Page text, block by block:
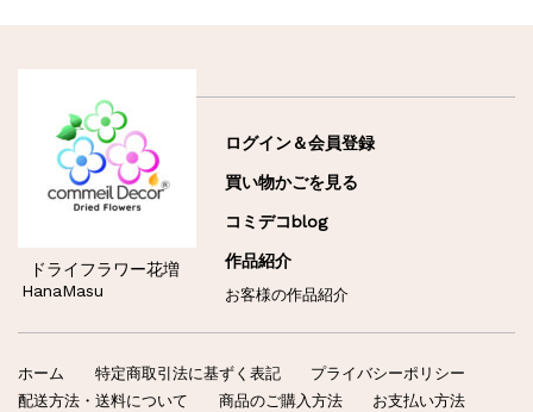
ドライフラワー花増
HanaMasu
ログイン＆会員登録
買い物かごを見る
コミデコblog
作品紹介
お客様の作品紹介
ホーム 特定商取引法に基ずく表記
プライバシーポリシー
配送方法・送料について
商品のご購入方法 お支払い方法